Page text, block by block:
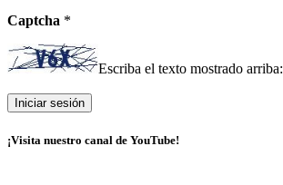
Captcha *
Escriba el texto mostrado arriba:
¡Visita nuestro canal de YouTube!